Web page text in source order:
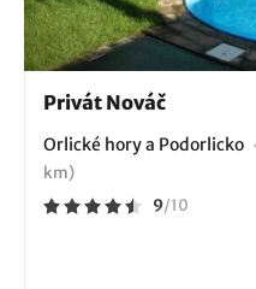
Privát Nováč
Orlické hory a Podorlicko
km)
9/10